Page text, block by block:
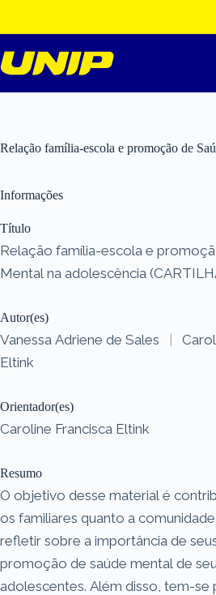
o
conteúdo
Relação família-escola e promoção de
Informações
Título
Relação família-escola e
Mental na adolescência
Autor(es)
Vanessa Adriene de Sales |
Eltink
Orientador(es)
Caroline Francisca Eltink
Resumo
O objetivo desse material é
os familiares quanto a
refletir sobre a importância de
promoção de saúde mental de
adolescentes. Além disso, tem-se